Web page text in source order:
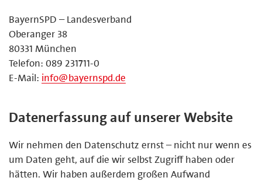
BayernSPD – Landesverband
Oberanger 38
80331 München
Telefon: 089 231711-0
E-Mail: info@bayernspd.de
Datenerfassung auf unserer Website
Wir nehmen den Datenschutz ernst – nicht nur wenn es
um Daten geht, auf die wir selbst Zugriff haben oder
hätten. Wir haben außerdem großen Aufwand